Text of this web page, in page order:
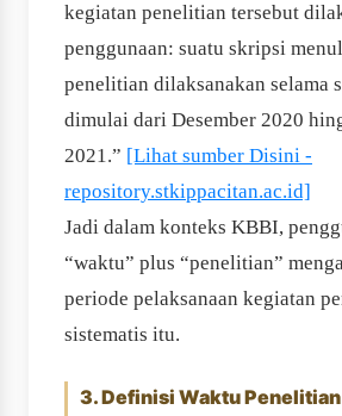
kegiatan penelitian tersebut
penggunaan: suatu skripsi
penelitian dilaksanakan selama
dimulai dari Desember 2020
2021.” [Lihat sumber Disini -
repository.stkippacitan.ac.id]
Jadi dalam konteks KBBI,
“waktu” plus “penelitian”
periode pelaksanaan kegiatan
sistematis itu.
3. Definisi Waktu